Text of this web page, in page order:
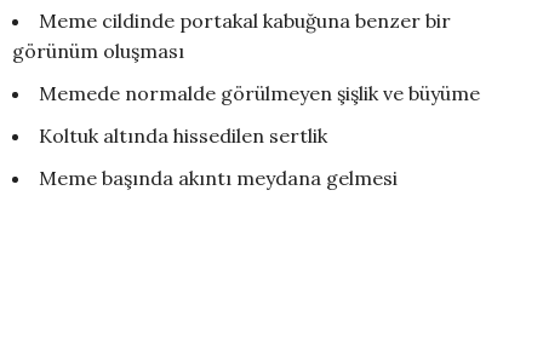
Meme cildinde portakal kabuğuna benzer bir
görünüm oluşması
Memede normalde görülmeyen şişlik ve büyüme
Koltuk altında hissedilen sertlik
Meme başında akıntı meydana gelmesi